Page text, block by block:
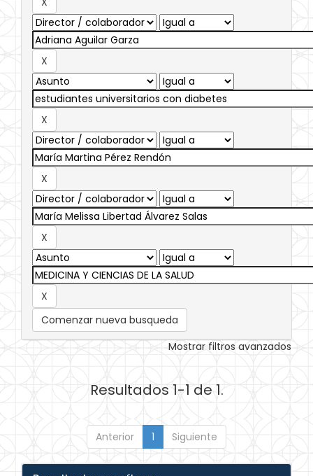
Comenzar nueva busqueda
Mostrar filtros avanzados
Resultados 1-1 de 1.
Anterior 1 Siguiente